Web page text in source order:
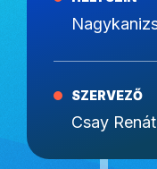
SZERVEZŐ
Csay